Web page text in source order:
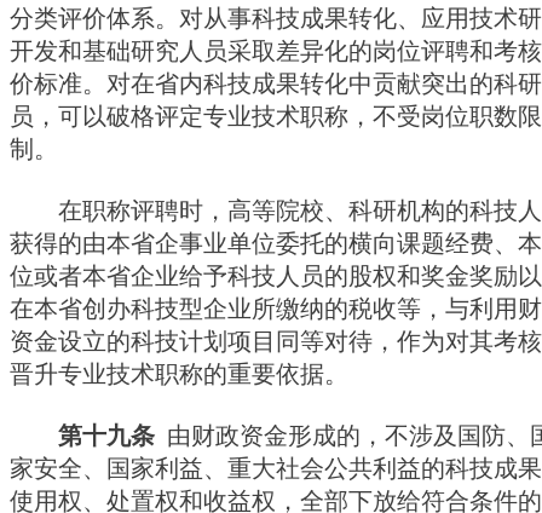
分类评价体系。对从事科技成果转化、应用技术
开发和基础研究人员采取差异化的岗位评聘和考
价标准。对在省内科技成果转化中贡献突出的科
员，可以破格评定专业技术职称，不受岗位职数限
制。
在职称评聘时，高等院校、科研机构的科技
获得的由本省企事业单位委托的横向课题经费、
位或者本省企业给予科技人员的股权和奖金奖励
在本省创办科技型企业所缴纳的税收等，与利用
资金设立的科技计划项目同等对待，作为对其考
晋升专业技术职称的重要依据。
第十九条 由财政资金形成的，不涉及国防、
家安全、国家利益、重大社会公共利益的科技成
使用权、处置权和收益权，全部下放给符合条件